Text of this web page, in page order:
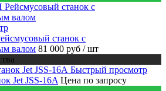
станок с
валом 81 000 руб / шт
Быстрый просмотр
Jet JSS-16A Цена по запросу